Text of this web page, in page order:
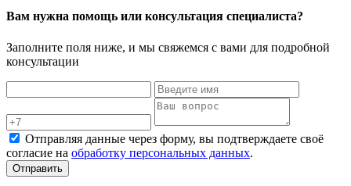
Вам нужна помощь или консультация специалиста?
Заполните поля ниже, и мы свяжемся с вами для подробной
консультации
Отправляя данные через форму, вы подтверждаете своё
согласие на обработку персональных данных.
Отправить